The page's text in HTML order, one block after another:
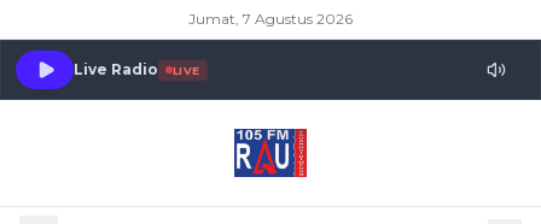
Jumat, 7 Agustus 2026
Live Radio LIVE